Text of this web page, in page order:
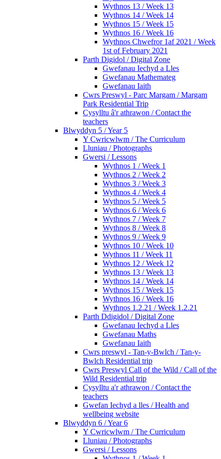
Wythnos 13 / Week 13
Wythnos 14 / Week 14
Wythnos 15 / Week 15
Wythnos 16 / Week 16
Wythnos Chwefror 1af 2021 / Week
1st of February 2021
Parth Digidol / Digital Zone
Gwefanau Iechyd a Lles
Gwefanau Mathemateg
Gwefanau Iaith
Cwrs Preswyl - Parc Margam / Margam
Park Residential Trip
Cysylltu â'r athrawon / Contact the
teachers
Blwyddyn 5 / Year 5
Y Cwricwlwm / The Curriculum
Lluniau / Photographs
Gwersi / Lessons
Wythnos 1 / Week 1
Wythnos 2 / Week 2
Wythnos 3 / Week 3
Wythnos 4 / Week 4
Wythnos 5 / Week 5
Wythnos 6 / Week 6
Wythnos 7 / Week 7
Wythnos 8 / Week 8
Wythnos 9 / Week 9
Wythnos 10 / Week 10
Wythnos 11 / Week 11
Wythnos 12 / Week 12
Wythnos 13 / Week 13
Wythnos 14 / Week 14
Wythnos 15 / Week 15
Wythnos 16 / Week 16
Wythnos 1.2.21 / Week 1.2.21
Parth Ddigidol / Digital Zone
Gwefanau Iechyd a Lles
Gwefanau Maths
Gwefanau Iaith
Cwrs preswyl - Tan-y-Bwlch / Tan-y-
Bwlch Residential trip
Cwrs Preswyl Call of the Wild / Call of the
Wild Residential trip
Cysylltu a'r athrawon / Contact the
teachers
Gwefan Iechyd a lles / Health and
wellbeing website
Blwyddyn 6 / Year 6
Y Cwricwlwm / The Curriculum
Lluniau / Photographs
Gwersi / Lessons